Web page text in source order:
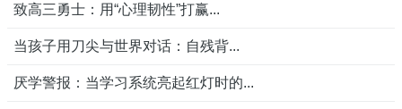
致高三勇士：用“心理韧性”打赢...
当孩子用刀尖与世界对话：自残背...
厌学警报：当学习系统亮起红灯时的...